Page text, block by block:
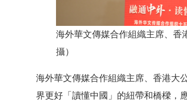
海外華文傳媒合作組織主席、香
攝）
海外華文傳媒合作組織主席、香港大
界更好「讀懂中國」的紐帶和橋樑，